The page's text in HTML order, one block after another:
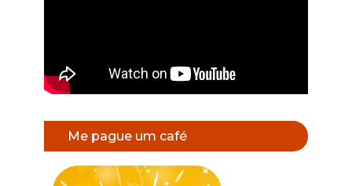
Me pague um café